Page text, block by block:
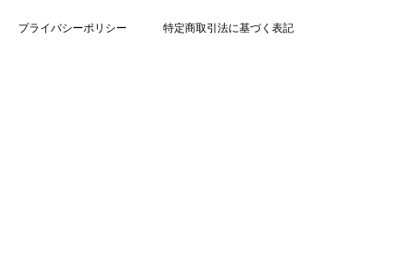
プライバシーポリシー 特定商取引法に基づく表記